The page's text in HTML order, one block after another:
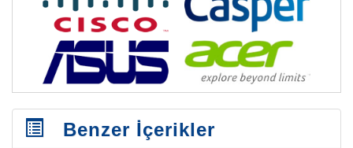
Benzer İçerikler